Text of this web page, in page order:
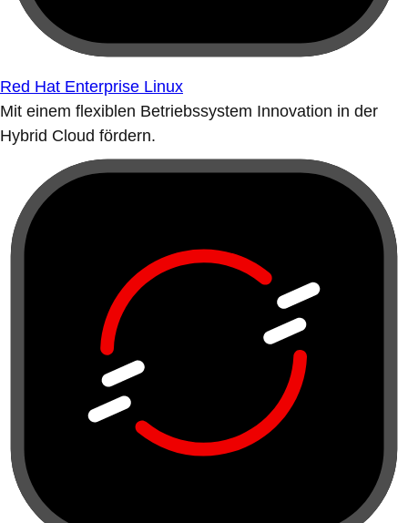
Red Hat Enterprise Linux
Mit einem flexiblen Betriebssystem Innovation in der
Hybrid Cloud fördern.